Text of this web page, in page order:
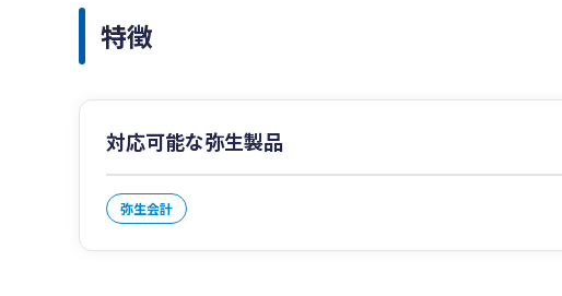
特徴
対応可能な弥生製品
弥生会計